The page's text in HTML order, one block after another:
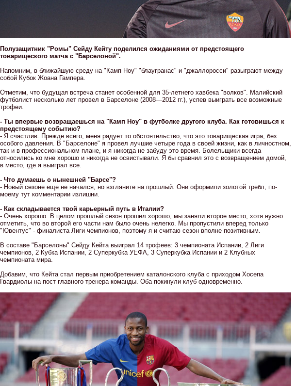
Полузащитник "Ромы" Сейду Кейту поделился ожиданиями от предстоящего
товарищеского матча с "Барселоной".
Напомним, в ближайшую среду на "Камп Ноу" "блаугранас" и "джаллоросси" разыграют между
собой Кубок Жоана Гампера.
Отметим, что будущая встреча станет особенной для 35-летнего хавбека "волков". Малийский
футболист несколько лет провел в Барселоне (2008—2012 гг.), успев выиграть все возможные
трофеи.
- Ты впервые возвращаешься на "Камп Ноу" в футболке другого клуба. Как готовишься к
предстоящему событию?
- Я счастлив. Прежде всего, меня радует то обстоятельство, что это товарищеская игра, без
особого давления. В "Барселоне" я провел лучшие четыре года в своей жизни, как в личностном,
так и в профессиональном плане, и я никогда не забуду это время. Болельщики всегда
относились ко мне хорошо и никогда не освистывали. Я бы сравнил это с возвращением домой,
в место, где я выиграл все.
- Что думаешь о нынешней "Барсе"?
- Новый сезоне еще не начался, но взгляните на прошлый. Они оформили золотой требл, по-
моему тут комментарии излишни.
- Как складывается твой карьерный путь в Италии?
- Очень хорошо. В целом прошлый сезон прошел хорошо, мы заняли второе место, хотя нужно
отметить, что во второй его части нам было очень нелегко. Мы пропустили вперед только
"Ювентус" - финалиста Лиги чемпионов, поэтому я и считаю сезон вполне позитивным.
В составе "Барселоны" Сейду Кейта выиграл 14 трофеев: 3 чемпионата Испании, 2 Лиги
чемпионов, 2 Кубка Испании, 2 Суперкубка УЕФА, 3 Суперкубка Испании и 2 Клубных
чемпионата мира.
Добавим, что Кейта стал первым приобретением каталонского клуба с приходом Хосепа
Гвардиолы на пост главного тренера команды. Оба покинули клуб одновременно.